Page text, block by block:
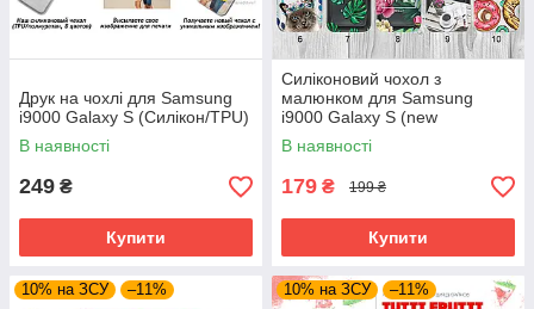
Друк на чохлі для Samsung
i9000 Galaxy S (Силікон/TPU)
В наявності
249 ₴
Купити
Силіконовий чохол з
малюнком для Samsung
i9000 Galaxy S (new
collection)
В наявності
179 ₴ 199 ₴
Купити
10% на ЗСУ –11% 10% на ЗСУ –11%